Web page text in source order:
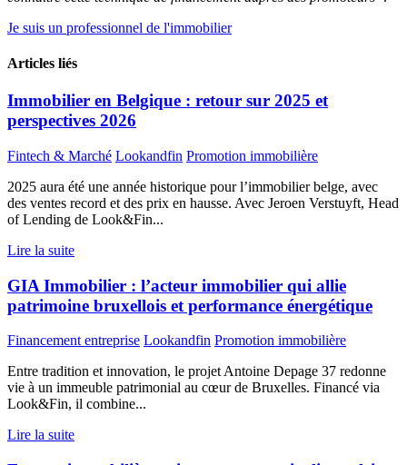
Je suis un professionnel de l'immobilier
Articles liés
Immobilier en Belgique : retour sur 2025 et
perspectives 2026
Fintech & Marché Lookandfin Promotion immobilière
2025 aura été une année historique pour l’immobilier belge, avec
des ventes record et des prix en hausse. Avec Jeroen Verstuyft, Head
of Lending de Look&Fin...
Lire la suite
GIA Immobilier : l’acteur immobilier qui allie
patrimoine bruxellois et performance énergétique
Financement entreprise Lookandfin Promotion immobilière
Entre tradition et innovation, le projet Antoine Depage 37 redonne
vie à un immeuble patrimonial au cœur de Bruxelles. Financé via
Look&Fin, il combine...
Lire la suite